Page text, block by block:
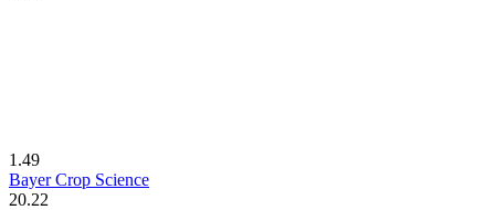
1.49
Bayer Crop Science
20.22